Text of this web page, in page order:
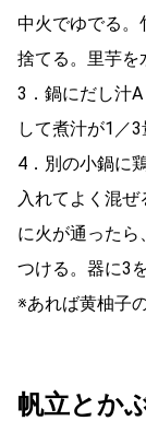
中火でゆでる。
捨てる。里芋を
3．鍋にだし汁
して煮汁が1／3
4．別の小鍋に
入れてよく混
に火が通った
つける。器に3
※あれば黄柚子
帆立とか